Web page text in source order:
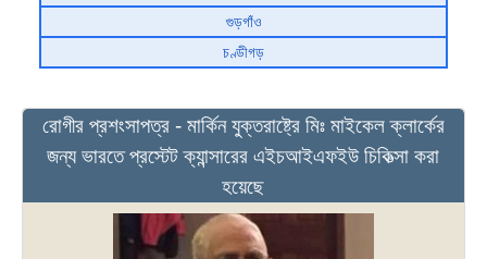
গুড়গাঁও
চণ্ডীগড়
রোগীর প্রশংসাপত্র - মার্কিন যুক্তরাষ্ট্রে মিঃ মাইকেল ক্লার্কের
জন্য ভারতে প্রস্টেট ক্যান্সারের এইচআইএফইউ চিকিত্সা করা
হয়েছে